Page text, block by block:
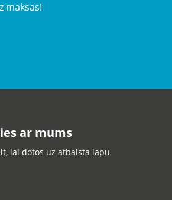
maksas!
ar mums
lai dotos uz atbalsta lapu